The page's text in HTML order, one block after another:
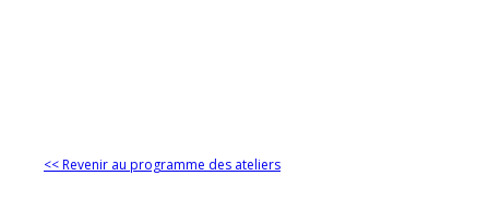
<< Revenir au programme des ateliers